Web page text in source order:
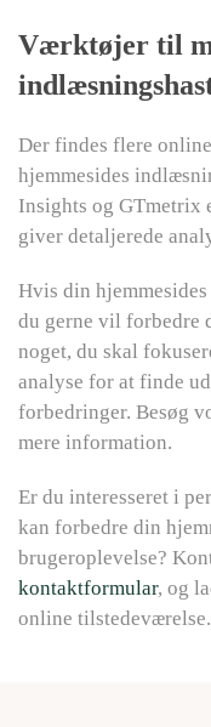
Værktøjer til
Der findes flere
hjemmesides
Insights og GTmetrix
giver detaljerede
Hvis din
du gerne vil forbedre
noget, du skal
analyse for at finde
forbedringer. Besøg
mere information.
Er du interesseret i
kan forbedre din
brugeroplevelse?
kontaktformular, og
online tilstedeværelse.